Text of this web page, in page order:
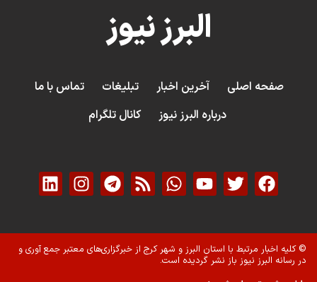
البرز نیوز
صفحه اصلی آخرین اخبار تبلیغات
تماس با ما
درباره البرز نیوز
کانال تلگرام
© کلیه اخبار مرتبط با استان البرز و شهر کرج از خبرگزاری‌های معتبر جمع آوری و
در رسانه البرز نیوز باز نشر گردیده است.